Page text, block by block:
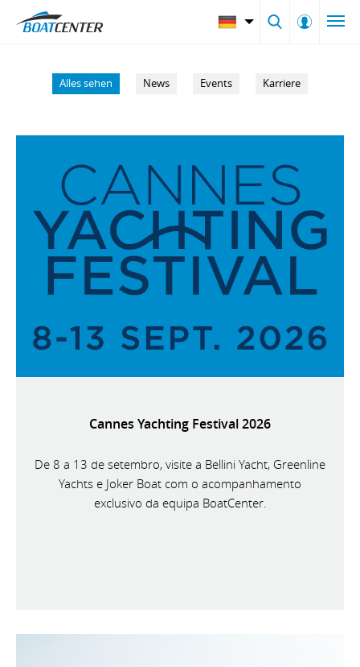
Alles sehen News Events Karriere
Cannes Yachting Festival 2026
De 8 a 13 de setembro, visite a Bellini Yacht, Greenline
Yachts e Joker Boat com o acompanhamento
exclusivo da equipa BoatCenter.